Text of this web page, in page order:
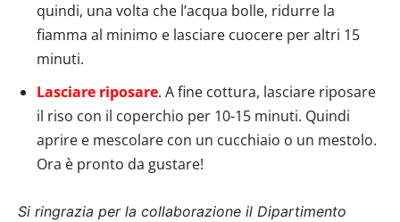
quindi, una volta che l’acqua bolle, ridurre la
fiamma al minimo e lasciare cuocere per altri 15
minuti.
Lasciare riposare. A fine cottura, lasciare riposare
il riso con il coperchio per 10-15 minuti. Quindi
aprire e mescolare con un cucchiaio o un mestolo.
Ora è pronto da gustare!
Si ringrazia per la collaborazione il Dipartimento